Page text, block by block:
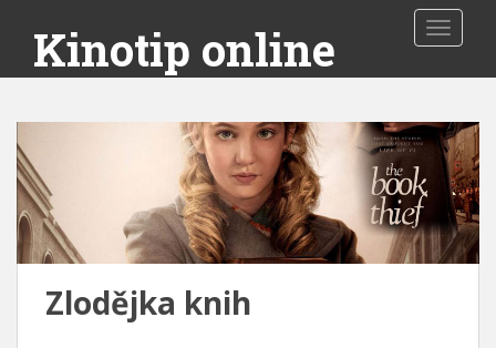
Toggle
Kinotip online
Zlodějka knih